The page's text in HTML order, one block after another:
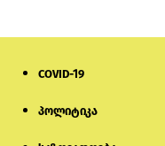
COVID-19
პოლიტიკა